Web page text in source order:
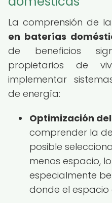
La comprensión de la
en baterías
de beneficios
propietarios de
implementar
de energía:
Optimización
comprender la
posible
menos espacio,
especialmente
donde el espacio